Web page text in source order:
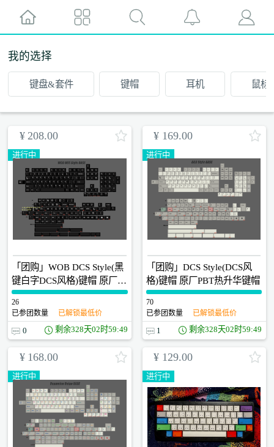
我的选择
键盘&套件 键帽 耳机 鼠标
¥ 208.00
进行中
「团购」WOB DCS Style(黑
键白字DCS风格)键帽 原厂
PBT热升华键帽
26
已参团数量
已解锁最低价
0 剩余328天02时59:48
¥ 169.00
进行中
「团购」DCS Style(DCS风
格)键帽 原厂PBT热升华键帽
70
已参团数量
已解锁最低价
1 剩余328天02时59:48
¥ 168.00
进行中
¥ 129.00
进行中